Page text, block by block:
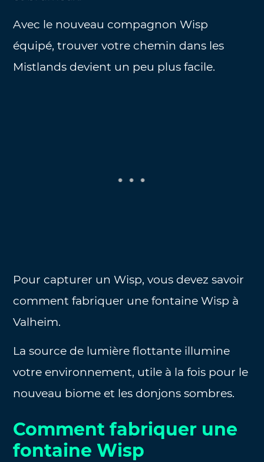
Avec le nouveau compagnon Wisp
équipé, trouver votre chemin dans les
Mistlands devient un peu plus facile.
Pour capturer un Wisp, vous devez savoir
comment fabriquer une fontaine Wisp à
Valheim.
La source de lumière flottante illumine
votre environnement, utile à la fois pour le
nouveau biome et les donjons sombres.
Comment fabriquer une
fontaine Wisp